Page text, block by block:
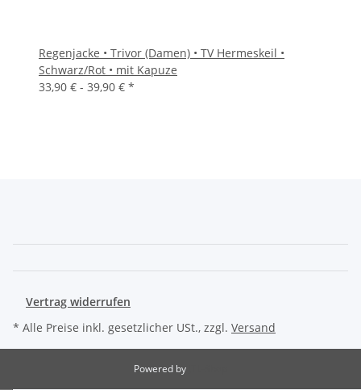
Regenjacke • Trivor (Damen) • TV Hermeskeil •
Schwarz/Rot • mit Kapuze
33,90 € - 39,90 € *
Vertrag widerrufen
* Alle Preise inkl. gesetzlicher USt., zzgl. Versand
Powered by